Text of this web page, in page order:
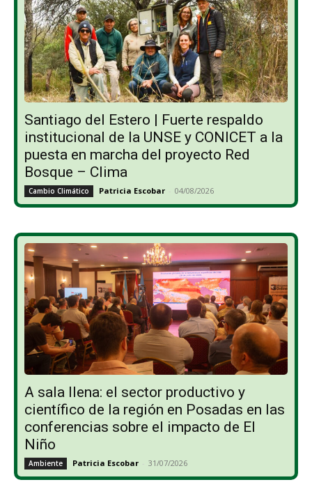
Santiago del Estero | Fuerte respaldo
institucional de la UNSE y CONICET a la
puesta en marcha del proyecto Red
Bosque – Clima
Cambio Climático Patricia Escobar - 04/08/2026
A sala llena: el sector productivo y
científico de la región en Posadas en las
conferencias sobre el impacto de El
Niño
Ambiente Patricia Escobar - 31/07/2026